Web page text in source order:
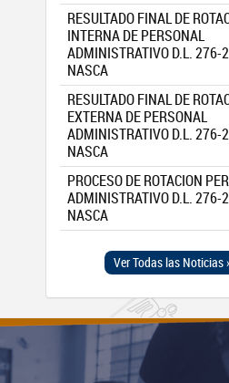
RESULTADO FINAL DE
INTERNA DE PERSONAL
ADMINISTRATIVO D.L. 276-
NASCA
RESULTADO FINAL DE
EXTERNA DE PERSONAL
ADMINISTRATIVO D.L. 276-
NASCA
PROCESO DE ROTACION
ADMINISTRATIVO D.L. 276-
NASCA
Ver Todas las Noticias